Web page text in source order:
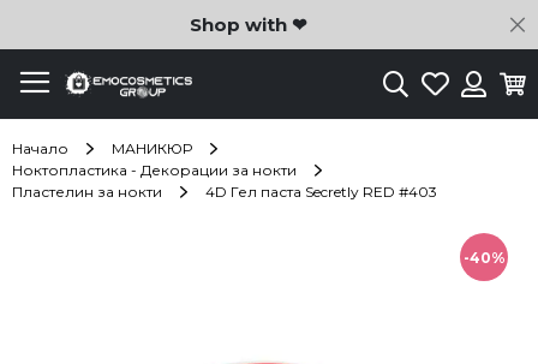
Shop with ❤
ТърсенеЛюбими
Начало
МАНИКЮР
Ноктопластика - Декорации за нокти
Пластелин за нокти
4D Гел паста Secretly RED #403
-40%